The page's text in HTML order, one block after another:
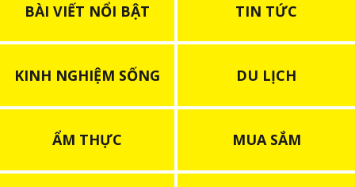
BÀI VIẾT NỔI BẬT TIN TỨC
KINH NGHIỆM SỐNG DU LỊCH
ẨM THỰC MUA SẮM